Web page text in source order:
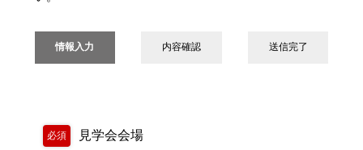
情報入力 内容確認 送信完了
必須 見学会会場